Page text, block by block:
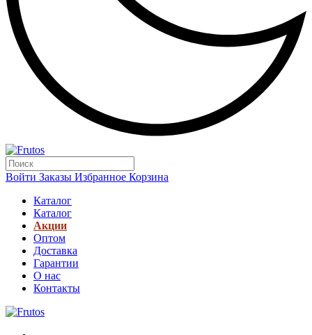
Войти Заказы Избранное Корзина
Каталог
Каталог
Акции
Оптом
Доставка
Гарантии
О нас
Контакты